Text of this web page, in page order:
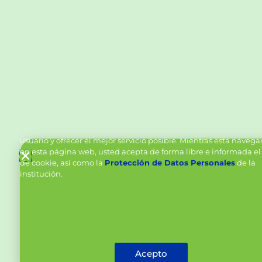
usuario y ofrecer el mejor servicio posible. Mientras está
en esta página web, usted acepta de forma libre e informada el
de cookie, así como la Protección de Datos Personalesde la
institución.
Acepto